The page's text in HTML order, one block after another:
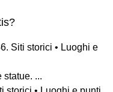
Siti storici • Luoghi e
statue. ...